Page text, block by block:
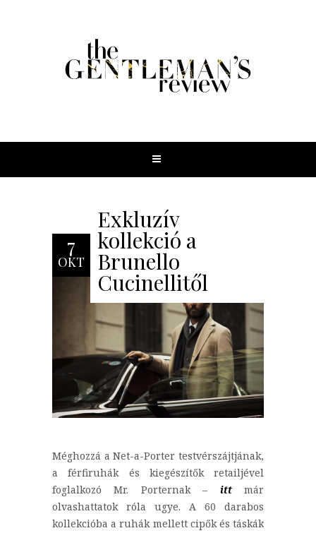
7
OKT
Exkluzív
kollekció a
Brunello
Cucinellitől
Méghozzá a Net-a-Porter testvérszájtjának,
a férfiruhák és kiegészítők retailjével
foglalkozó Mr. Porternak – ittmár
olvashattatok róla ugye. A 60 darabos
kollekcióba a ruhák mellett cipők és táskák